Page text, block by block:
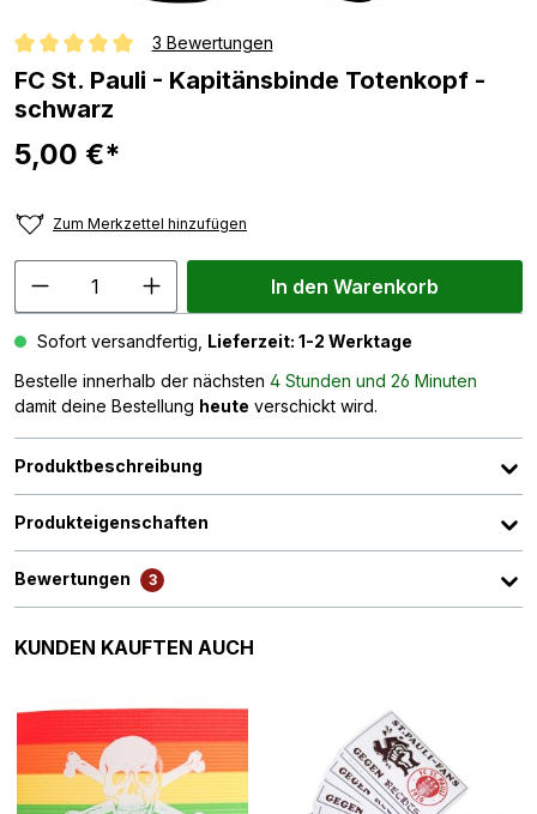
Durchschnittliche Bewertung von 5 von 5 Sternen
3 Bewertungen
FC St. Pauli - Kapitänsbinde Totenkopf -
schwarz
5,00 €*
Zum Merkzettel hinzufügen
In den Warenkorb
Sofort versandfertig, Lieferzeit: 1-2 Werktage
Bestelle innerhalb der nächsten 4 Stunden und 26 Minuten
damit deine Bestellung heute verschickt wird.
Produktbeschreibung
Produkteigenschaften
Bewertungen 3
Produktgalerie überspringen
KUNDEN KAUFTEN AUCH